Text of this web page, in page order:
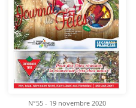
N°55 - 19 novembre 2020